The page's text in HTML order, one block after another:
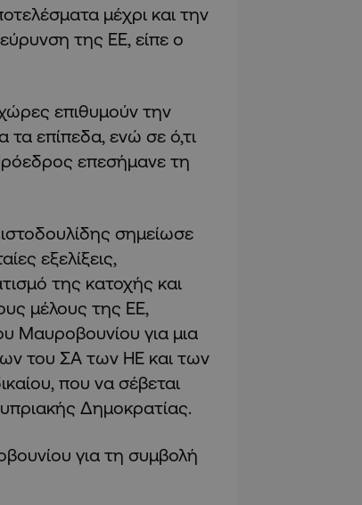
μέχρι και την
της ΕΕ, είπε ο
επιθυμούν την
επίπεδα, ενώ σε ό,τι
επεσήμανε τη
σημείωσε
εξελίξεις,
της κατοχής και
μέλους της ΕΕ,
Μαυροβουνίου για μια
του ΣΑ των ΗΕ και των
που να σέβεται
Δημοκρατίας.
για τη συμβολή